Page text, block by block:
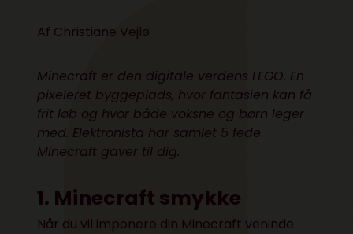
Af Christiane Vejlø
Minecraft er den digitale verdens LEGO. En
pixeleret byggeplads, hvor fantasien kan få
frit løb og hvor både voksne og børn leger
med. Elektronista har samlet 5 fede
Minecraft gaver til dig.
1. Minecraft smykke
Når du vil imponere din Minecraft veninde